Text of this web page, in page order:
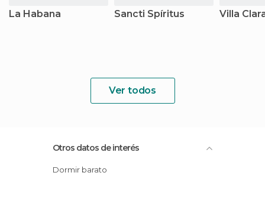
La Habana Sancti Spíritus Villa
Ver todos
Otros datos de interés
Dormir barato